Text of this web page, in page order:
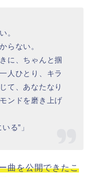
。
らない。
に、ちゃんと掴
人ひとり、キラ
て、あなたなり
ンドを磨き上げ
る”」
曲を公開できたこ